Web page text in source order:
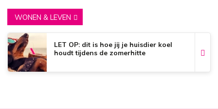
WONEN & LEVEN
LET OP: dit is hoe jij je huisdier koel
houdt tijdens de zomerhitte